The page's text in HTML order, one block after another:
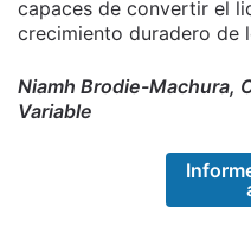
capaces de convertir el
crecimiento duradero de
Niamh Brodie-Machura,
Variable